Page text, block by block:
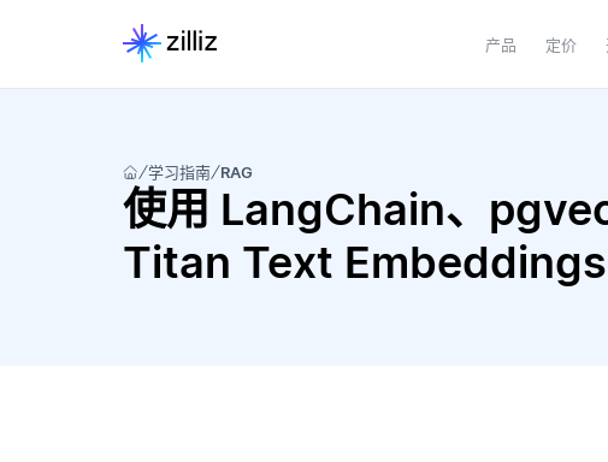
产品 定价
学习指南 RAG
使用 LangChain、
Titan Text Embeddings